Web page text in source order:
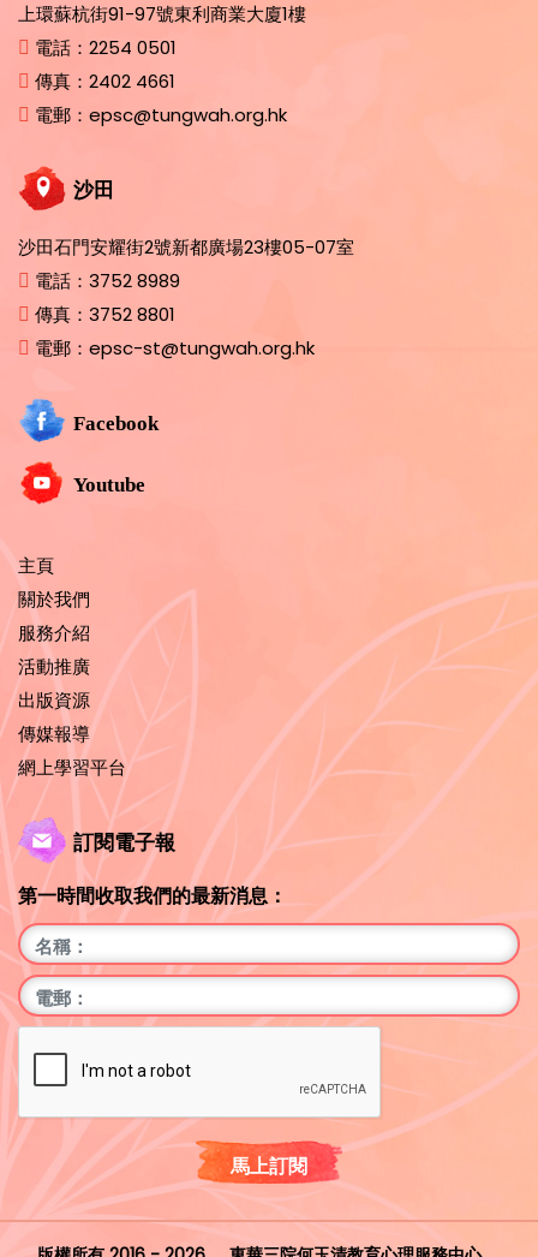
上環蘇杭街91-97號東利商業大廈1樓
電話： 2254 0501
傳真： 2402 4661
電郵： epsc@tungwah.org.hk
沙田
沙田石門安耀街2號新都廣場23樓05-07室
電話： 3752 8989
傳真： 3752 8801
電郵： epsc-st@tungwah.org.hk
Facebook
Youtube
主頁
關於我們
服務介紹
活動推廣
出版資源
傳媒報導
網上學習平台
訂閱電子報
第一時間收取我們的最新消息：
馬上訂閱